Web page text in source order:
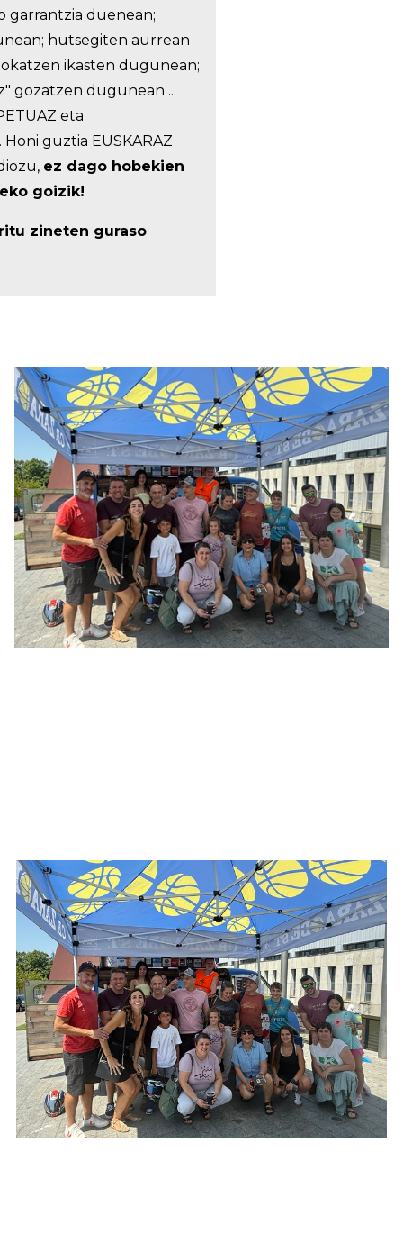
garrantzia duenean;
hutsegiten aurrean
ikasten dugunean;
gozatzen dugunean ...
eta
Honi guztia EUSKARAZ
ez dago hobekien
goizik!
zineten guraso